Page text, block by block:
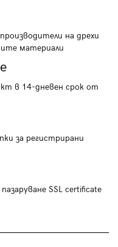
на дрехи
материали
в 14-дневен срок от
за регистрирани
SSL certificate